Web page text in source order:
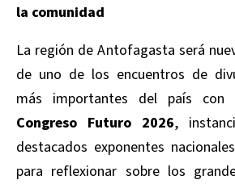
la comunidad
La región de Antofagasta será
de uno de los encuentros de
más importantes del país con
Congreso Futuro 2026,
destacados exponentes
para reflexionar sobre los